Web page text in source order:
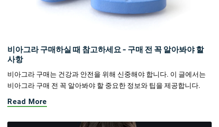
비아그라 구매하실 때 참고하세요 - 구매 전 꼭 알아봐야 할
사항
비아그라 구매는 건강과 안전을 위해 신중해야 합니다. 이 글에서는
비아그라 구매 전 꼭 알아봐야 할 중요한 정보와 팁을 제공합니다.
Read More